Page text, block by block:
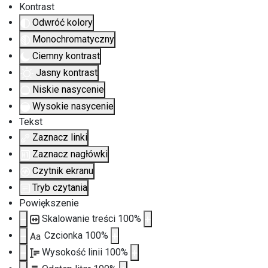
Kontrast
Odwróć kolory
Monochromatyczny
Ciemny kontrast
Jasny kontrast
Niskie nasycenie
Wysokie nasycenie
Tekst
Zaznacz linki
Zaznacz nagłówki
Czytnik ekranu
Tryb czytania
Powiększenie
Skalowanie treści 100%
Aa Czcionka 100%
Wysokość linii 100%